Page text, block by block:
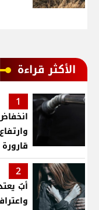
الأكثر قراءة
1
قارورة
2
أبٌ